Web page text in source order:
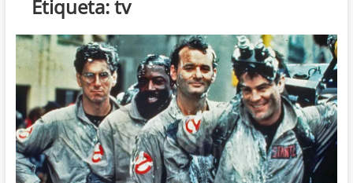
Etiqueta:tv